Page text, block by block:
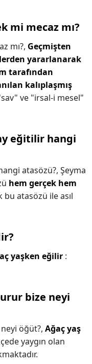
mi mecaz mı?
mı?, Geçmişten
yararlanarak
tarafından
kalıplaşmış
ve "irsal-i mesel"
eğitilir hangi
atasözü?, Şeyma
hem gerçek hem
bu atasözü ile asıl
yaşken eğilir :
bize neyi
öğüt?, Ağaç yaş
yaygın olan